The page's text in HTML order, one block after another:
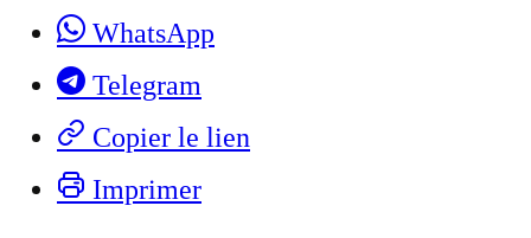
WhatsApp
Telegram
Copier le lien
Imprimer